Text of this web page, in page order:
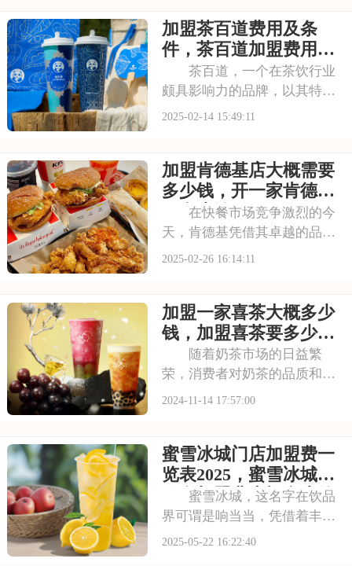
无疑是一个值得考虑的加盟对
象。本文将深入探讨蜜雪冰城
加盟费用的具体情况
加盟茶百道费用及条
件，茶百道加盟费用几
万元
茶百道，一个在茶饮行业
颇具影响力的品牌，以其特色
的饮品和优质的服务赢得了广
此之前，了解茶百道的加盟费
及加盟条件是关键。本文将为
您揭秘茶百道的加盟
2025-02-14 15:49:11
加盟肯德基店大概需要
多少钱，开一家肯德基
要多少钱
在快餐市场竞争激烈的今
天，肯德基凭借其卓越的品牌
影响力和广泛的市场认可，始
量，吸引更多顾客光顾你的店
铺。本文将为你详细介绍加盟
肯德基店大概需要多少
2025-02-26 16:14:11
加盟一家喜茶大概多少
钱，加盟喜茶要多少钱
有什么条件
随着奶茶市场的日益繁
荣，消费者对奶茶的品质和口
感要求也越来越高。喜茶，作
制，赢得了消费者的信赖。加
盟喜茶，意味着能够紧跟市场
趋势，享受品牌带来的
2024-11-14 17:57:00
蜜雪冰城门店加盟费一
览表2025，蜜雪冰城店
现在加盟费大概多少钱
蜜雪冰城，这名字在饮品
界可谓是响当当，凭借着丰富
的产品、实惠的价格和独特的
2025-05-22 16:22:40